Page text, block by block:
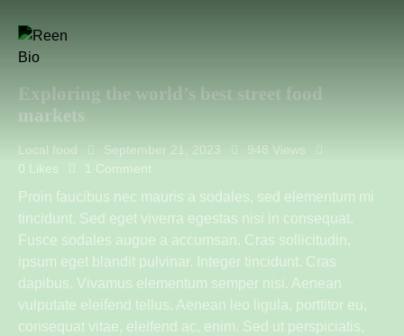
Exploring the world’s best street food
markets
Local food September 21, 2023 948 Views
0 Likes 1 Comment
Proin faucibus nec mauris a sodales, sed elementum mi
tincidunt. Sed eget viverra egestas nisi in consequat.
Fusce sodales augue a accumsan. Cras sollicitudin,
ipsum eget blandit pulvinar. Integer tincidunt. Cras
dapibus. Vivamus elementum semper nisi. Aenean
vulputate eleifend tellus. Aenean leo ligula, porttitor eu,
consequat vitae, eleifend ac, enim. Sed ut perspiciatis,